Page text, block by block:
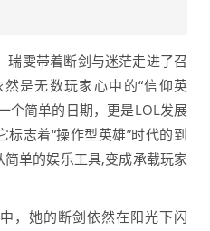
雯带着断剑与迷茫走进了召
是无数玩家心中的“信仰英
个简单的日期，更是LOL发展
志着“操作型英雄”时代的到
单的娱乐工具,变成承载玩家
，她的断剑依然在阳光下闪